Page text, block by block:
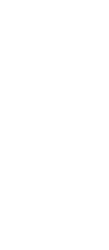
BÚSQUEDAS
Pilothouse PRO
Gafas de sol
Los más vendidos